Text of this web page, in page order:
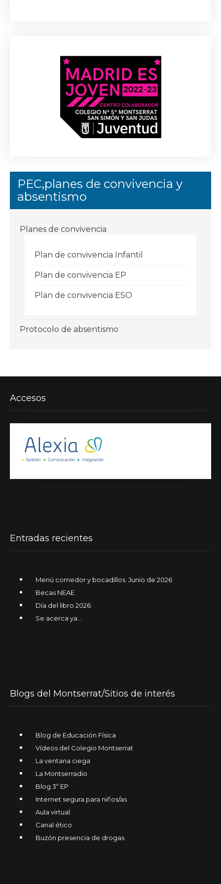
PEC,planes de convivencia y
absentismo
Planes de convivencia
Plan de convivencia Infantil
Plan de convivencia EP
Plan de convivencia ESO
Protocolo de absentismo
Accesos
Entradas recientes
Menú comedor y bocadillos. Junio de 2026
Becas NEAE
Día del libro 2026
Se acerca ya…
Blogs del Montserrat/Sitios de interés
Blog de Educación Física
Vídeos del Colegio Montserrat
La ventana ciega
La Montserradio
Blog 3º EP
Internet segura para niños/as
Aula virtual
Canal ético
Buzón presencia de drogas